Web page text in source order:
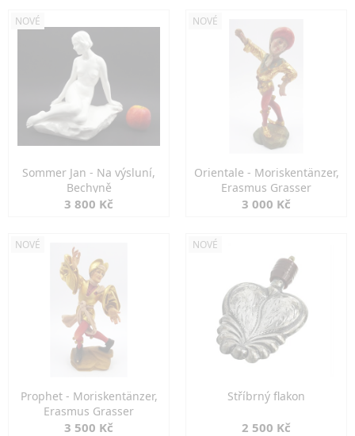
NOVÉ
Sommer Jan - Na výsluní,
Bechyně
3 800 Kč
NOVÉ
Orientale - Moriskentänzer,
Erasmus Grasser
3 000 Kč
NOVÉ
Prophet - Moriskentänzer,
Erasmus Grasser
3 500 Kč
NOVÉ
Stříbrný flakon
2 500 Kč